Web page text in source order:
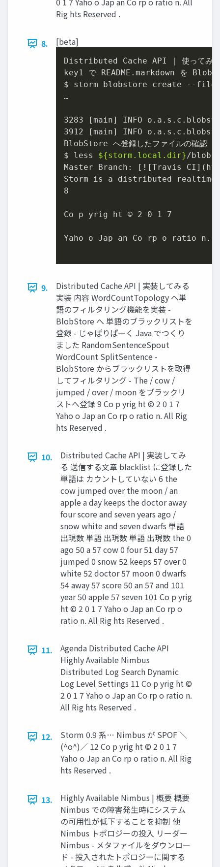
Rig hts Reserved .
8. [beta]
Distributed Cache API | 使ってみ
key1 で README.markdown を
$ storm blobstore create --file
…
3283 [main] INFO
3912 [main] INFO
BlobStore へ登録したファイルの確認
$ less ${storm.local.dir}/blobs/
Master Branch: [![Travis
Storm is a distributed realtime
8
Co p yrig ht © 2 0 1 7
Yaho o Jap an Co rp o ratio n.
9.
Distributed Cache API | 実装してみる
実装 内容 WordCountTopology へ単
語のフィルタリング機能を実装 -
BlobStore へ 単語のブラックリストを
登録 - じゃぱりぱーく Java でつくり
ました RandomSentenceSpout
WordCount SplitSentence -
BlobStore からブラックリストを取得
してフィルタリング - The / cow /
jumped / over / moon をブラックリ
ストへ登録 9 Co p yrig ht © 2 0 1 7
Yaho o Jap an Co rp o ratio n. All Rig
hts Reserved .
10.
Distributed Cache API | 実装してみ
る 送信する文章 blacklist に登録した
単語は カウントしていない 6 the
cow jumped over the moon / an
apple a day keeps the doctor away
four score and seven years ago /
snow white and seven dwarfs 単語
出現数 単語 出現数 単語 出現数 the 0
ago 50 a 57 cow 0 four 51 day 57
jumped 0 snow 52 keeps 57 over 0
white 52 doctor 57 moon 0 dwarfs
54 away 57 score 50 an 57 and 101
year 50 apple 57 seven 101 Co p yrig
ht © 2 0 1 7 Yaho o Jap an Co rp o
ratio n. All Rig hts Reserved .
11.
Agenda Distributed Cache API
Highly Available Nimbus
Distributed Log Search Dynamic
Log Level Settings 11 Co p yrig ht ©
2 0 1 7 Yaho o Jap an Co rp o ratio n.
All Rig hts Reserved .
12.
Storm 0.9 系… Nimbus が SPOF ＼
(^o^)／ 12 Co p yrig ht © 2 0 1 7
Yaho o Jap an Co rp o ratio n. All Rig
hts Reserved .
13.
Highly Available Nimbus | 概要 概要
Nimbus での障害発生時にシステム
の可用性が低下することを抑制 他
Nimbus トポロジーの投入 リーダー
Nimbus - メタファイルをダウンロー
ド - 投入されたトポロジーに関する